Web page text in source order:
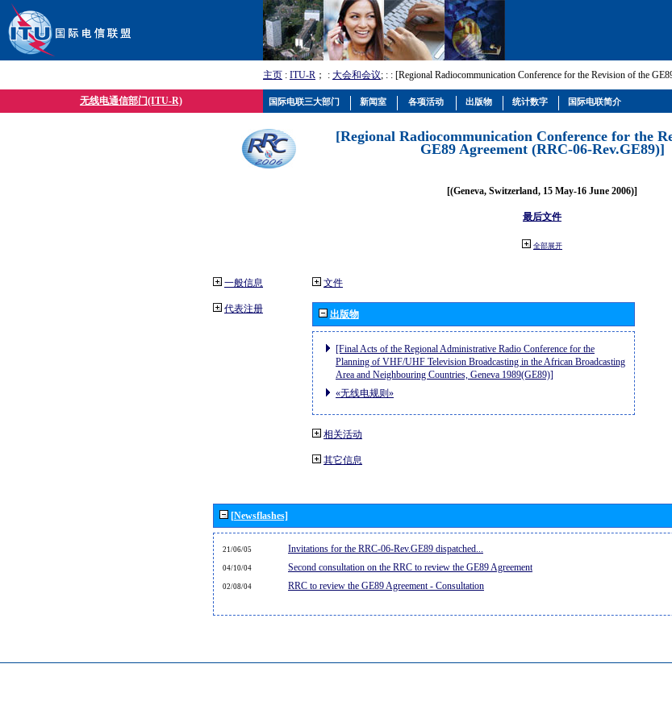
主页 : ITU-R ； : 大会和会议; : : [Regional Radiocommunication Conference for the Revision of the
无线电通信部门(ITU-R)
[Regional Radiocommunication Conference for the
GE89 Agreement (RRC-06-Rev.GE89)]
[(Geneva, Switzerland, 15 May-16 June 2006)]
最后文件
全部展开
一般信息
代表注册
文件
出版物
[Final Acts of the Regional Administrative Radio Conference for the
Planning of VHF/UHF Television Broadcasting in the African Broadcasting
Area and Neighbouring Countries, Geneva 1989(GE89)]
«无线电规则»
相关活动
其它信息
[Newsflashes]
21/06/05 Invitations for the RRC-06-Rev.GE89 dispatched...
04/10/04 Second consultation on the RRC to review the GE89 Agreement
02/08/04 RRC to review the GE89 Agreement - Consultation
国际电联三大部门 新闻室 各项活动 出版物 统计数字 国际电联简介